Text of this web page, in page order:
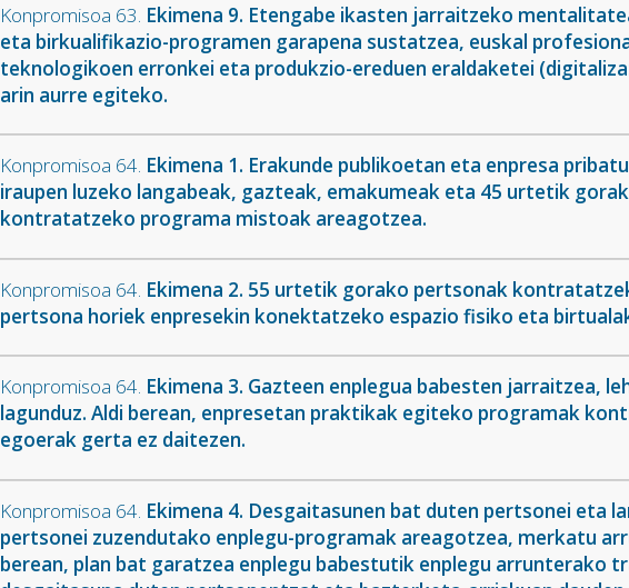
Konpromisoa 63. Ekimena 9. Etengabe ikasten jarraitzeko
eta birkualifikazio-programen garapena sustatzea, euskal
teknologikoen erronkei eta produkzio-ereduen eraldaketei
arin aurre egiteko.
Konpromisoa 64. Ekimena 1. Erakunde publikoetan eta enpresa
iraupen luzeko langabeak, gazteak, emakumeak eta 45 urtetik
kontratatzeko programa mistoak areagotzea.
Konpromisoa 64. Ekimena 2. 55 urtetik gorako pertsonak
pertsona horiek enpresekin konektatzeko espazio fisiko eta
Konpromisoa 64. Ekimena 3. Gazteen enplegua babesten jarraitzea,
lagunduz. Aldi berean, enpresetan praktikak egiteko programak
egoerak gerta ez daitezen.
Konpromisoa 64. Ekimena 4. Desgaitasunen bat duten pertsonei eta
pertsonei zuzendutako enplegu-programak areagotzea, merkatu
berean, plan bat garatzea enplegu babestutik enplegu arrunterako